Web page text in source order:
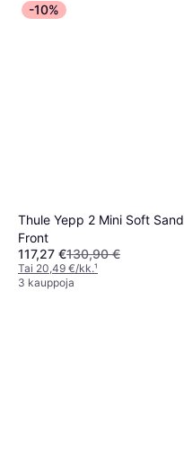
-10%
Thule Yepp 2 Mini Soft Sand
Front
117,27 €130,90 €
Tai 20,49 €/kk.¹
3 kauppoja